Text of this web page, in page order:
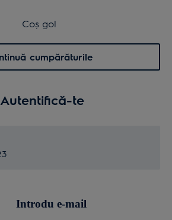
0
Coș gol
cumpărăturile
Autentifică-te
Introdu e-mail